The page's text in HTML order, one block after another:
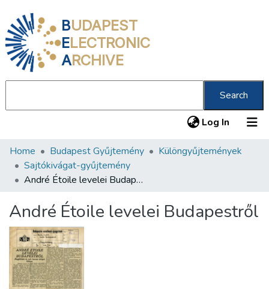
BUDAPEST
ELECTRONIC
ARCHIVE
Search
Log In (current)
Communities & Collections
All of DSpace
About us
Home Budapest Gyűjtemény
Különgyűjtemények
Sajtókivágat-gyűjtemény
André Étoile levelei Budapestről
André Étoile levelei Budapestről